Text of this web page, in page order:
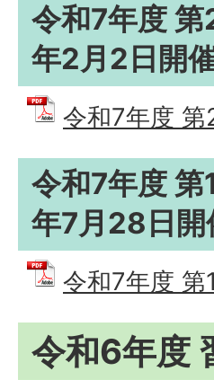
令和7年度
年2月2日開催
令和7年度
令和7年度
年7月28日開
令和7年度
令和6年度